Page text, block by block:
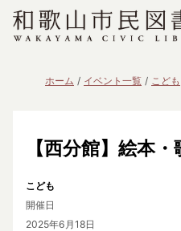
ホーム イベント一覧 こども
【西分館】絵本
こども
開催日
2025年6月18日